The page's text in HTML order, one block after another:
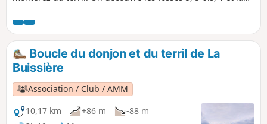
mètres de profondeur.
Boucle du donjon et du terril de La
Buissière
Association / Club / AMM
10,17 km
+86 m
-88 m